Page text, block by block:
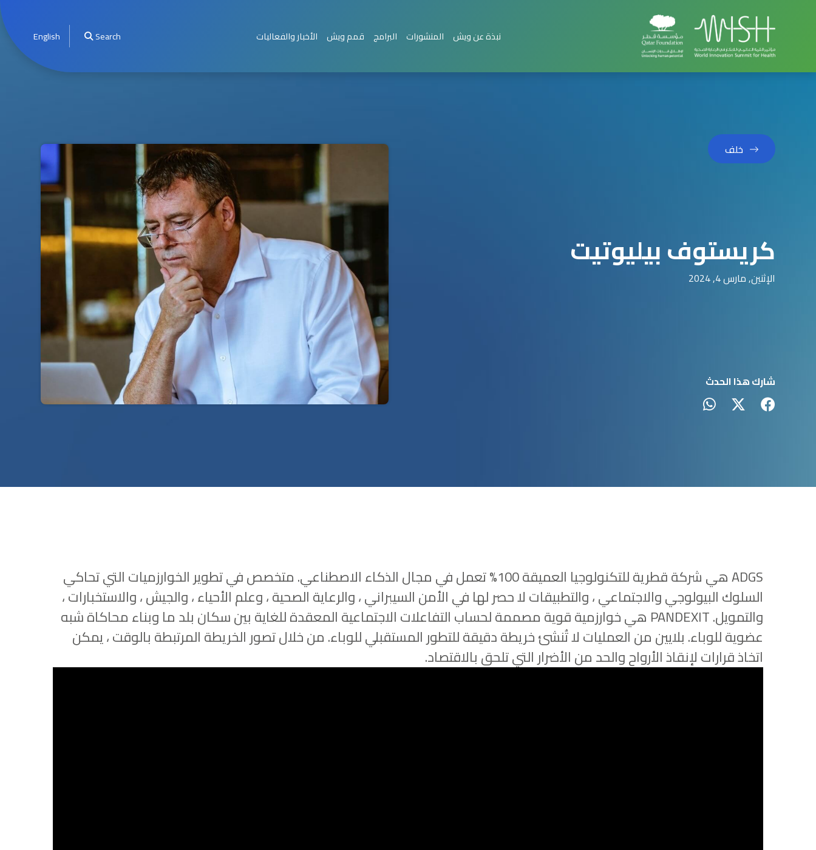
نبذة عن ويش المنشورات البرامج قمم ويش الأخبار والفعاليات Search
English
خلف
كريستوف بيليوتيت
الإثنين, مارس 4, 2024
شارك هذا الحدث
ADGS هي شركة قطرية للتكنولوجيا العميقة 100% تعمل في مجال الذكاء الاصطناعي. متخصص في تطوير الخوارزميات التي تحاكي
السلوك البيولوجي والاجتماعي ، والتطبيقات لا حصر لها في الأمن السيبراني ، والرعاية الصحية ، وعلم الأحياء ، والجيش ، والاستخبارات ،
والتمويل. PANDEXIT هي خوارزمية قوية مصممة لحساب التفاعلات الاجتماعية المعقدة للغاية بين سكان بلد ما وبناء محاكاة شبه
عضوية للوباء. بلايين من العمليات لا تُنشئ خريطة دقيقة للتطور المستقبلي للوباء. من خلال تصور الخريطة المرتبطة بالوقت ، يمكن
اتخاذ قرارات لإنقاذ الأرواح والحد من الأضرار التي تلحق بالاقتصاد.